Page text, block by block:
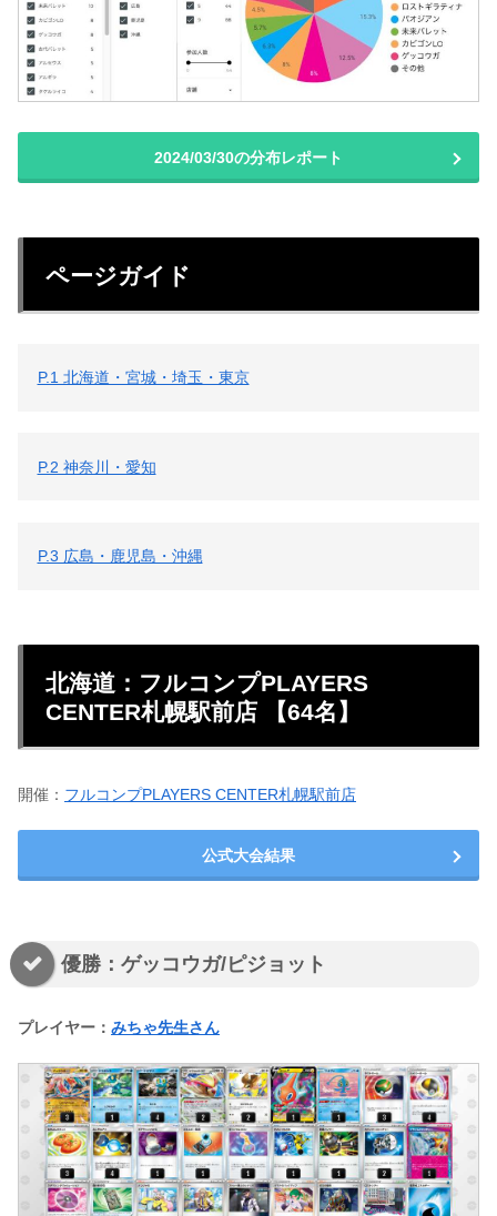
2024/03/30の分布レポート
ページガイド
P.1 北海道・宮城・埼玉・東京
P.2 神奈川・愛知
P.3 広島・鹿児島・沖縄
北海道：フルコンプPLAYERS
CENTER札幌駅前店 【64名】
開催： フルコンプPLAYERS CENTER札幌駅前店
公式大会結果
優勝：ゲッコウガ/ピジョット
プレイヤー： みちゃ先生さん